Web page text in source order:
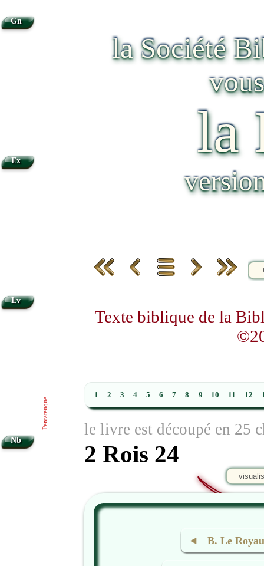
la Société
la
Texte biblique de la
1 2 3 4 5 6 7 8 9 10 11 12
le livre est découpé en 25
2 Rois 24
◄ B. Le
Gn
Ex
Lv
Nb
Pentateuque